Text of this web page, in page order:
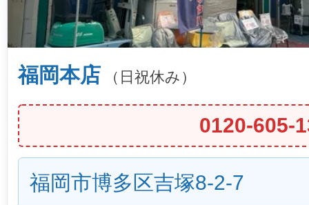
福岡本店 （日祝休み）
0120-605-
福岡市博多区吉塚8-2-7